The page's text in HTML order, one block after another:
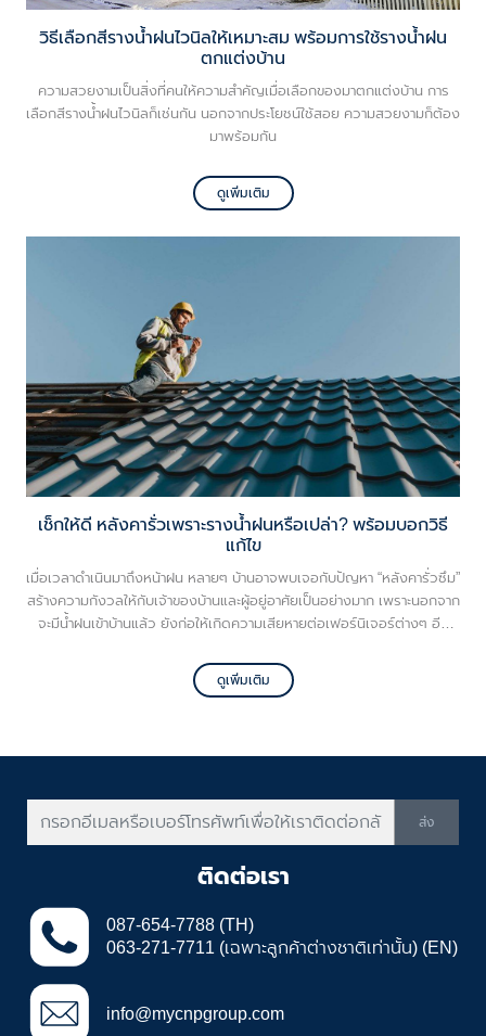
วิธีเลือกสีรางน้ำฝนไวนิลให้เหมาะสม พร้อมการใช้รางน้ำฝน
ตกแต่งบ้าน
ความสวยงามเป็นสิ่งที่คนให้ความสำคัญเมื่อเลือกของมาตกแต่งบ้าน การ
เลือกสีรางน้ำฝนไวนิลก็เช่นกัน นอกจากประโยชน์ใช้สอย ความสวยงามก็ต้อง
มาพร้อมกัน
ดูเพิ่มเติม
เช็กให้ดี หลังคารั่วเพราะรางน้ำฝนหรือเปล่า? พร้อมบอกวิธี
แก้ไข
เมื่อเวลาดำเนินมาถึงหน้าฝน หลายๆ บ้านอาจพบเจอกับปัญหา “หลังคารั่วซึม”
สร้างความกังวลให้กับเจ้าของบ้านและผู้อยู่อาศัยเป็นอย่างมาก เพราะนอกจาก
จะมีน้ำฝนเข้าบ้านแล้ว ยังก่อให้เกิดความเสียหายต่อเฟอร์นิเจอร์ต่างๆ อีก
ก็ตาม ยังมีอีกหนึ่งสาเหตุที่ทำให้หลังคารั่ว นั่นคือ รางน้ำฝน
ดูเพิ่มเติม
ส่ง
ติดต่อเรา
087-654-7788 (TH)
063-271-7711 (เฉพาะลูกค้าต่างชาติเท่านั้น) (EN)
info@mycnpgroup.com